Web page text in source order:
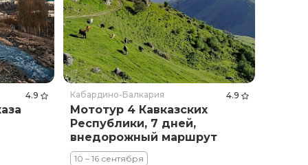
4.9 Кабардино-Балкария 4.9
Мототур 4 Кавказских
Республики, 7 дней,
внедорожный маршрут
от Эльбруса до Чечни
10 – 16 сентября